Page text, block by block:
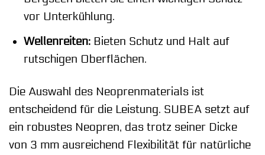
vor Unterkühlung.
Wellenreiten:Bieten Schutz und Halt auf
rutschigen Oberflächen.
Die Auswahl des Neoprenmaterials ist
entscheidend für die Leistung. SUBEA setzt auf
ein robustes Neopren, das trotz seiner Dicke
von 3 mm ausreichend Flexibilität für natürliche